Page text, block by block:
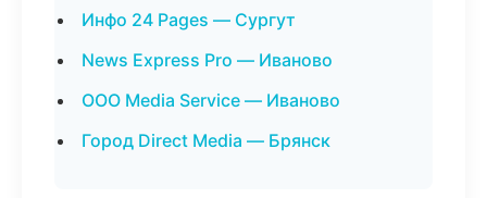
Инфо 24 Pages — Сургут
News Express Pro — Иваново
ООО Media Service — Иваново
Город Direct Media — Брянск